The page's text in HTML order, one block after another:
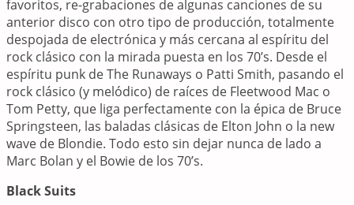
favoritos, re-grabaciones de algunas canciones de su
anterior disco con otro tipo de producción, totalmente
despojada de electrónica y más cercana al espíritu del
rock clásico con la mirada puesta en los 70’s. Desde el
espíritu punk de The Runaways o Patti Smith, pasando el
rock clásico (y melódico) de raíces de Fleetwood Mac o
Tom Petty, que liga perfectamente con la épica de Bruce
Springsteen, las baladas clásicas de Elton John o la new
wave de Blondie. Todo esto sin dejar nunca de lado a
Marc Bolan y el Bowie de los 70’s.
Black Suits